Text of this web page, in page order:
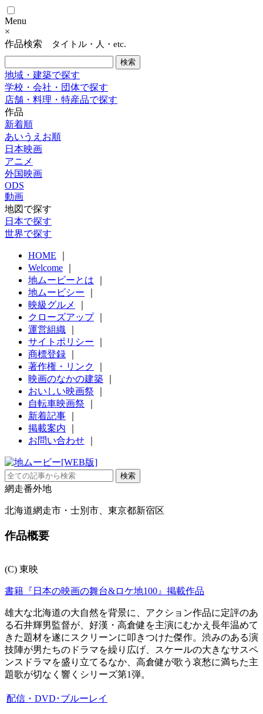
Menu
×
作品検索
タイトル・人・etc.
地域・建築で探す
学校・会社・団体で探す
店舗・料理・特産品で探す
作品
新着順
あいうえお順
日本映画
アニメ
外国映画
ODS
動画
地図で探す
日本で探す
世界で探す
HOME
Welcome
地ムービーとは
地ムービシー
映級グルメ
クローズアップ｜
運営組織
サイトポリシー
商標登録
著作権・リンク
映画のなかの建築
おいしい映画祭
自転車映画祭
新着記事
掲載案内
お問い合わせ
網走番外地
北海道網走市・士別市、東京都新宿区
作品概要
(C) 東映
書籍『日本の映画の舞台&ロケ地100』掲載作品
雄大な北海道の大自然を背景に、アクション作品に定評のあ
る石井輝男監督が、好漢・高倉健を主演にむかえ長年温めて
きた題材を遂にスクリーンに叩きつけた傑作。渋みのある演
技陣が男たちのドラマを繰り広げ、スケールの大きなサスペ
ンスドラマを盛り立てるなか、高倉健が歌う哀愁に満ちた主
題歌が切なく響くシリーズ第1弾。
配信・DVD･ブルーレイ